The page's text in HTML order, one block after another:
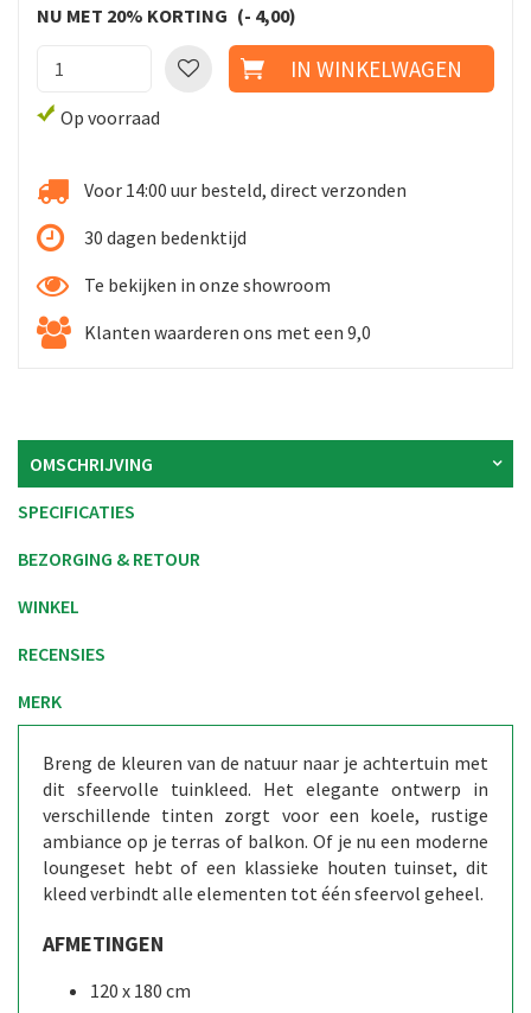
NU MET 20% KORTING - 4,00
Op voorraad
Voor 14:00 uur besteld, direct verzonden
30 dagen bedenktijd
Te bekijken in onze showroom
Klanten waarderen ons met een 9,0
OMSCHRIJVING
SPECIFICATIES
BEZORGING & RETOUR
WINKEL
RECENSIES
MERK
Breng de kleuren van de natuur naar je achtertuin met
dit sfeervolle tuinkleed. Het elegante ontwerp in
verschillende tinten zorgt voor een koele, rustige
ambiance op je terras of balkon. Of je nu een moderne
loungeset hebt of een klassieke houten tuinset, dit
kleed verbindt alle elementen tot één sfeervol geheel.
AFMETINGEN
120 x 180 cm